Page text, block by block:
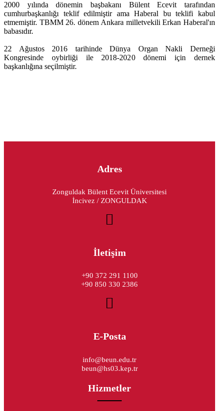
2000 yılında dönemin başbakanı Bülent Ecevit tarafından
cumhurbaşkanlığı teklif edilmiştir ama Haberal bu teklifi kabul
etmemiştir. TBMM 26. dönem Ankara milletvekili Erkan Haberal'ın
babasıdır.
22 Ağustos 2016 tarihinde Dünya Organ Nakli Derneği
Kongresinde oybirliği ile 2018-2020 dönemi için dernek
başkanlığına seçilmiştir.
Adres
Zonguldak Bülent Ecevit Üniversitesi
İncivez / ZONGULDAK
İletişim
+90 372 291 1100
+90 850 330 2386
E-Posta
info@beun.edu.tr
beun@hs03.kep.tr
Hizmetler